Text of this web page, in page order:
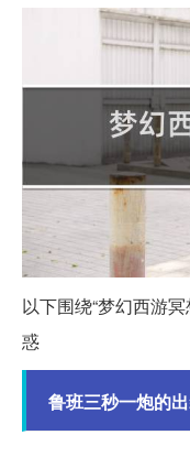
以下围绕“梦幻西游
惑
鲁班三秒一炮的